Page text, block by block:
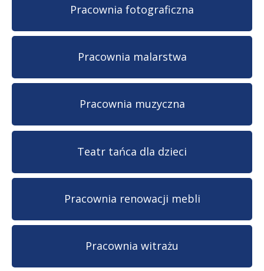
Pracownia fotograficzna
Pracownia malarstwa
Pracownia muzyczna
Teatr tańca dla dzieci
Pracownia renowacji mebli
Pracownia witrażu